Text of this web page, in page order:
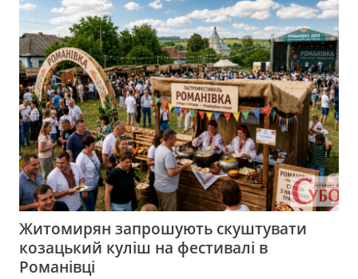
Житомирян запрошують скуштувати
козацький куліш на фестивалі в
Романівці